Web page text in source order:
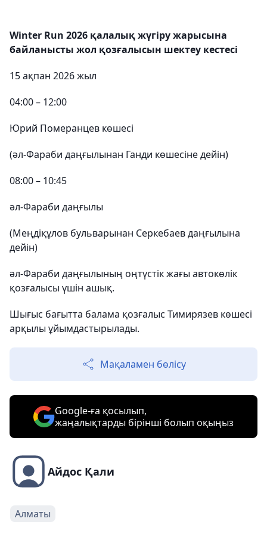
Winter Run 2026 қалалық жүгіру жарысына
байланысты жол қозғалысын шектеу кестесі
15 ақпан 2026 жыл
04:00 – 12:00
Юрий Померанцев көшесі
(әл-Фараби даңғылынан Ганди көшесіне дейін)
08:00 – 10:45
әл-Фараби даңғылы
(Меңдіқұлов бульварынан Серкебаев даңғылына
дейін)
әл-Фараби даңғылының оңтүстік жағы автокөлік
қозғалысы үшін ашық.
Шығыс бағытта балама қозғалыс Тимирязев көшесі
арқылы ұйымдастырылады.
Мақаламен бөлісу
Google-ға қосылып,
жаңалықтарды бірінші болып оқыңыз
Айдос Қали
Алматы